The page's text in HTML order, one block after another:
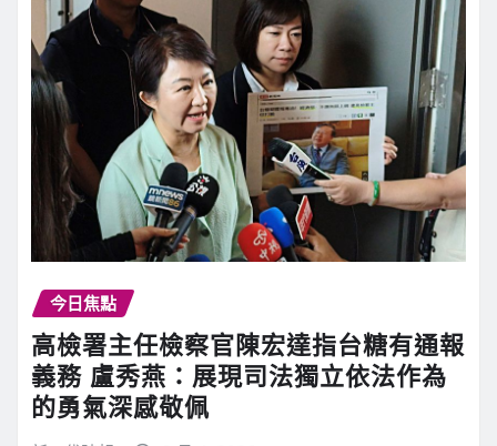
今日焦點
高檢署主任檢察官陳宏達指台糖有通報
義務 盧秀燕：展現司法獨立依法作為
的勇氣深感敬佩